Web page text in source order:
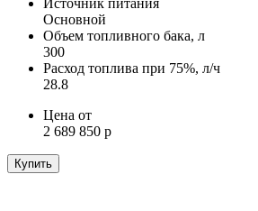
Источник питания
Основной
Объем топливного бака, л
300
Расход топлива при 75%, л/ч
28.8
Цена от
2 689 850 р
Купить